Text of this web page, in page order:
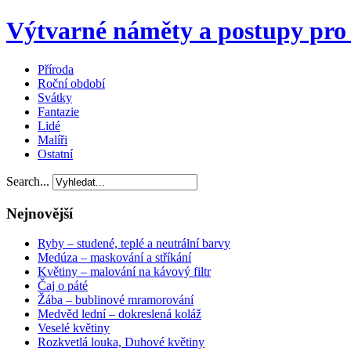
Výtvarné náměty a postupy
Příroda
Roční období
Svátky
Fantazie
Lidé
Malíři
Ostatní
Search...
Nejnovější
Ryby – studené, teplé a neutrální barvy
Medúza – maskování a stříkání
Květiny – malování na kávový filtr
Čaj o páté
Žába – bublinové mramorování
Medvěd lední – dokreslená koláž
Veselé květiny
Rozkvetlá louka, Duhové květiny